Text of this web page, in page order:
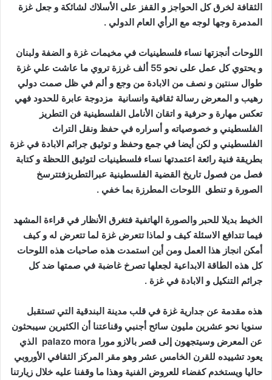
الثقافة لخرق كل الحواجز و القفز على الأسلاك لشائكة و جعل غزة
المدمرة وجها لوجه مع الرأي العام الدولي .
اللوحات أنجزتها نساء فلسطينيات في مخيمات غزة و الضفة ولبنان
و يحتوي كل عمل على نحو 55 ألف غرزة تروي ما عاشت علي غزة
طوال سنتين و نصف من الابادة من وجع و ألم في ظل صمت دولي
رهيب و المعرض رسالة ثقافية وانسانية مزدوجة عابرة للحدود فهي
تعكس مهارة و حرفية و اتقان الأنامل الفلسطينية فن التطريز
الفلسطيني و خصوصياته و أسراره في حفظ ونقل التراث
الفلسطيني و لكن أيضا في جمع وحفظ و توثيق جرائم الابادة في غزة
بطريقة فنية رائعة اعتمدتها نساء فلسطينيات لتوثيق اللحظة و كتابة
فصل من فصول تاريخ القضية الفلسطينية عبرالتطريزفتترسخ
الصورة و تنطق اللوحات المطرزة بما خفي .
الخيط بديلا للحبر والصورة الهاتفية فتغرق الأنظار في قراءة المشهد
فيما تتدافع الاسئلة كيف و لماذا تتعرض غزة لما تتعرض له و كيف
أمكن انجاز هذا العمل ومن أين استمدت هذه صاحبات هذه اللوحات
كل هذه الطاقة الابداعية لجعلها تصرخ غاضبة في صمتها ضد كل
جرائم التنكيل و الابادة في غزة .
هذه مقدمة عن جدارية غزة في قلب مدينة البندقية التي تستقبل
سنويا نحو عشرين مليون سائح أجنبي وقناعتنا أن الكثيرين سيبحثون
عن المعرض وسيتجهون إلى قصر بالازو مورا palazo mora الذي
يعود تشييده للقرن الخامس عشر وهو مقر المركز الثقافي الأوروبي
حاليا ويستخدم كفضاء للعروض الفنية وهذا ما وقفنا عليه خلال زيارتنا